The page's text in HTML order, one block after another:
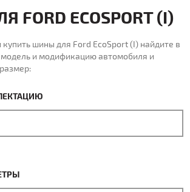
ECOSPORT (I)
шины для Ford EcoSport (I) найдите в
и модификацию автомобиля и